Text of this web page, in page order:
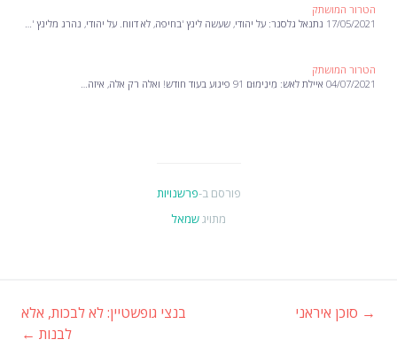
הטרור המושתק
17/05/2021 נתנאל גלסנר: על יהודי, שעשה לינץ 'בחיפה, לא דווח. על יהודי, נהרג מלינץ '…
הטרור המושתק
04/07/2021 איילת לאש: מִינִימוּם 91 פיגוע בעוד חודש! ואלה רק אלה, איזה…
פורסם ב-פרשנויות
מתויגשמאל
ניווט
→ סוכן איראני
בנצי גופשטיין: לא לבכות, אלא
לבנות ←